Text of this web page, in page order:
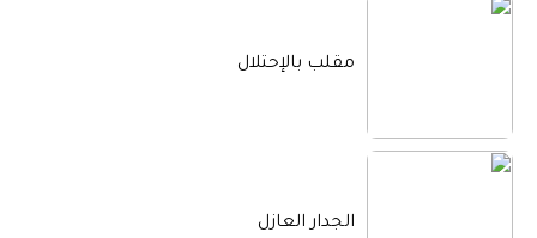
مقلب بالإحتلال
الجدار العازل